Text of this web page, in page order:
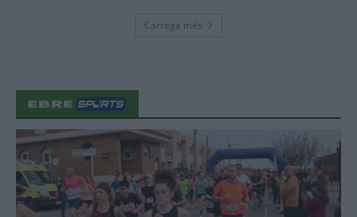
Carrega més